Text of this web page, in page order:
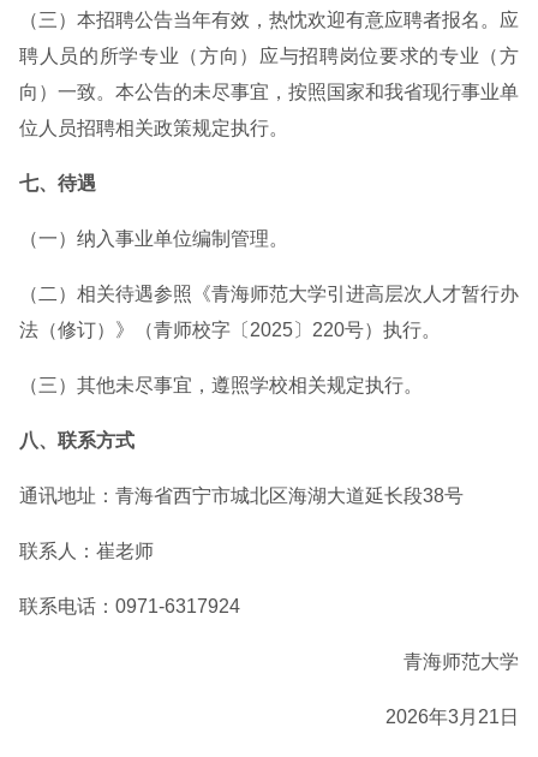
（三）本招聘公告当年有效，热忱欢迎有意应聘者报名。应
聘人员的所学专业（方向）应与招聘岗位要求的专业（方
向）一致。本公告的未尽事宜，按照国家和我省现行事业单
位人员招聘相关政策规定执行。
七、待遇
（一）纳入事业单位编制管理。
（二）相关待遇参照《青海师范大学引进高层次人才暂行办
法（修订）》（青师校字〔2025〕220号）执行。
（三）其他未尽事宜，遵照学校相关规定执行。
八、联系方式
通讯地址：青海省西宁市城北区海湖大道延长段38号
联系人：崔老师
联系电话：0971-6317924
青海师范大学
2026年3月21日